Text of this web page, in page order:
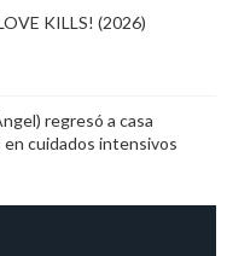
KILLS! (2026)
regresó a casa
cuidados intensivos